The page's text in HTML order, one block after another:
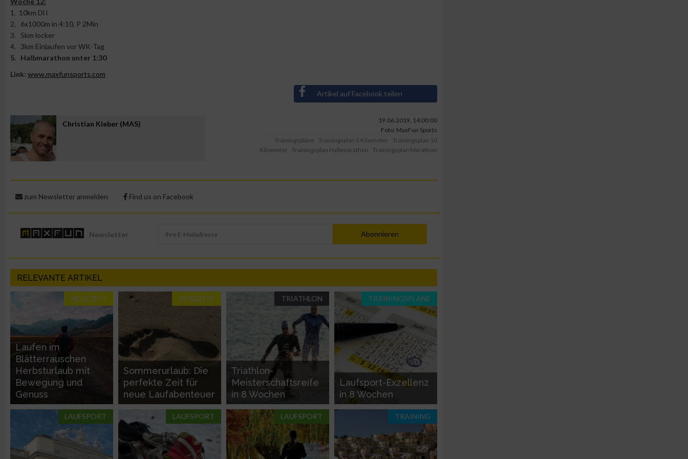
1. 10km Dl l
2. 6x1000m in 4:10, P 2Min
3. 5km locker
4. 3km Einlaufen vor WK-Tag
5. Halbmarathon unter 1:30
Link: www.maxfunsports.com
Artikel auf Facebook teilen
Christian Kleber (MAS)
19.06.2019, 14:00:00
Foto: MaxFun Sports
Trainingspläne Trainingsplan 5 Kilometer Trainingsplan 10
Kilometer Trainingsplan Halbmarathon Trainingsplan Marathon
zum Newsletter anmelden Find us on Facebook
Newsletter Abonnieren
RELEVANTE ARTIKEL
REISEZEIT
Laufen im
Blätterrauschen
Herbsturlaub mit
Bewegung und
Genuss
REISEZEIT
Sommerurlaub: Die
perfekte Zeit für
neue Laufabenteuer
TRIATHLON
Triathlon-
Meisterschaftsreife
in 8 Wochen
TRAININGSPLÄNE
Laufsport-Exzellenz
in 8 Wochen
LAUFSPORT LAUFSPORT LAUFSPORT TRAINING
Messung der Werbeleistung
Messung der Performance von Inhalten
Entwicklung und Verbesserung der Angebote
Verwendung reduzierter Daten zur Auswahl von Inhalten
Verwendung genauer Standortdaten
Geräte anhand von aktiv angeforderten Informationen identifizieren
Notwendig
Funktional
Werbung